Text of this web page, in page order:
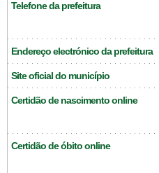
Telefone da prefeitura
Endereço electrónico da prefeitura
Site oficial do município
Certidão de nascimento online
Certidão de óbito online